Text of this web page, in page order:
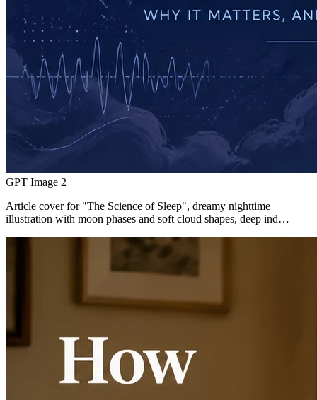
GPT Image 2
Article cover for "The Science of Sleep", dreamy nighttime
illustration with moon phases and soft cloud shapes, deep ind…